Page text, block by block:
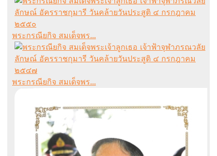
พระกรณียกิจ สมเด็จพร...
พระกรณียกิจ สมเด็จพร...